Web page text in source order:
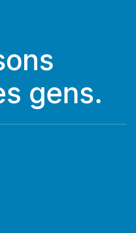
gens.